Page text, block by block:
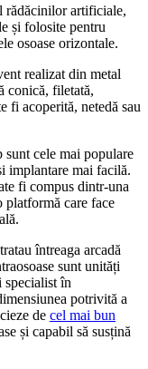
rădăcinilor artificiale,
și folosite pentru
osoase orizontale.
realizat din metal
conică, filetată,
fi acoperită, netedă sau
cele mai populare
implantare mai facilă.
fi compus dintr-una
platformă care face
întreaga arcadă
sunt unități
în
potrivită a
de cel mai bun
și capabil să susțină